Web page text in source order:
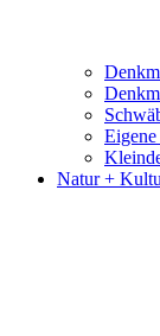
Natur +